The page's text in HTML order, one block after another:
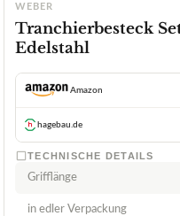
WEBER
Tranchierbesteck
Edelstahl
Amazon
hagebau.de
TECHNISCHE DETAILS
Grifflänge
in edler Verpackung